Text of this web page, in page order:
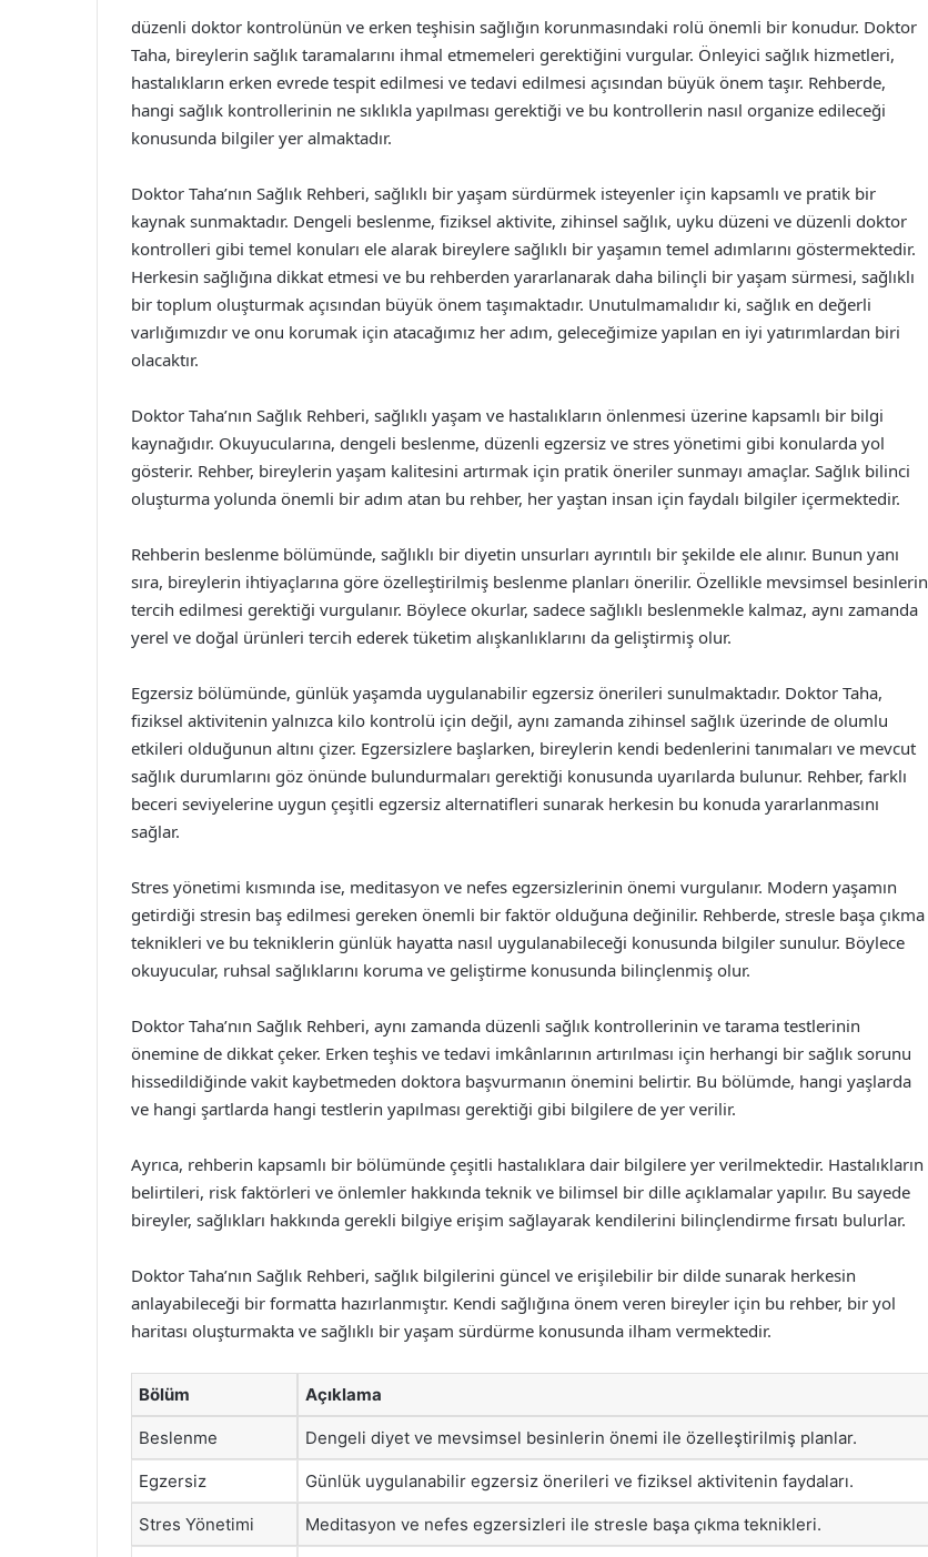
düzenli doktor kontrolünün ve erken teşhisin sağlığın korunmasındaki rolü önemli bir konudur. Doktor
Taha, bireylerin sağlık taramalarını ihmal etmemeleri gerektiğini vurgular. Önleyici sağlık hizmetleri,
hastalıkların erken evrede tespit edilmesi ve tedavi edilmesi açısından büyük önem taşır. Rehberde,
hangi sağlık kontrollerinin ne sıklıkla yapılması gerektiği ve bu kontrollerin nasıl organize edileceği
konusunda bilgiler yer almaktadır.
Doktor Taha’nın Sağlık Rehberi, sağlıklı bir yaşam sürdürmek isteyenler için kapsamlı ve pratik bir
kaynak sunmaktadır. Dengeli beslenme, fiziksel aktivite, zihinsel sağlık, uyku düzeni ve düzenli doktor
kontrolleri gibi temel konuları ele alarak bireylere sağlıklı bir yaşamın temel adımlarını göstermektedir.
Herkesin sağlığına dikkat etmesi ve bu rehberden yararlanarak daha bilinçli bir yaşam sürmesi, sağlıklı
bir toplum oluşturmak açısından büyük önem taşımaktadır. Unutulmamalıdır ki, sağlık en değerli
varlığımızdır ve onu korumak için atacağımız her adım, geleceğimize yapılan en iyi yatırımlardan biri
olacaktır.
Doktor Taha’nın Sağlık Rehberi, sağlıklı yaşam ve hastalıkların önlenmesi üzerine kapsamlı bir bilgi
kaynağıdır. Okuyucularına, dengeli beslenme, düzenli egzersiz ve stres yönetimi gibi konularda yol
gösterir. Rehber, bireylerin yaşam kalitesini artırmak için pratik öneriler sunmayı amaçlar. Sağlık bilinci
oluşturma yolunda önemli bir adım atan bu rehber, her yaştan insan için faydalı bilgiler içermektedir.
Rehberin beslenme bölümünde, sağlıklı bir diyetin unsurları ayrıntılı bir şekilde ele alınır. Bunun yanı
sıra, bireylerin ihtiyaçlarına göre özelleştirilmiş beslenme planları önerilir. Özellikle mevsimsel besinlerin
tercih edilmesi gerektiği vurgulanır. Böylece okurlar, sadece sağlıklı beslenmekle kalmaz, aynı zamanda
yerel ve doğal ürünleri tercih ederek tüketim alışkanlıklarını da geliştirmiş olur.
Egzersiz bölümünde, günlük yaşamda uygulanabilir egzersiz önerileri sunulmaktadır. Doktor Taha,
fiziksel aktivitenin yalnızca kilo kontrolü için değil, aynı zamanda zihinsel sağlık üzerinde de olumlu
etkileri olduğunun altını çizer. Egzersizlere başlarken, bireylerin kendi bedenlerini tanımaları ve mevcut
sağlık durumlarını göz önünde bulundurmaları gerektiği konusunda uyarılarda bulunur. Rehber, farklı
beceri seviyelerine uygun çeşitli egzersiz alternatifleri sunarak herkesin bu konuda yararlanmasını
sağlar.
Stres yönetimi kısmında ise, meditasyon ve nefes egzersizlerinin önemi vurgulanır. Modern yaşamın
getirdiği stresin baş edilmesi gereken önemli bir faktör olduğuna değinilir. Rehberde, stresle başa çıkma
teknikleri ve bu tekniklerin günlük hayatta nasıl uygulanabileceği konusunda bilgiler sunulur. Böylece
okuyucular, ruhsal sağlıklarını koruma ve geliştirme konusunda bilinçlenmiş olur.
Doktor Taha’nın Sağlık Rehberi, aynı zamanda düzenli sağlık kontrollerinin ve tarama testlerinin
önemine de dikkat çeker. Erken teşhis ve tedavi imkânlarının artırılması için herhangi bir sağlık sorunu
hissedildiğinde vakit kaybetmeden doktora başvurmanın önemini belirtir. Bu bölümde, hangi yaşlarda
ve hangi şartlarda hangi testlerin yapılması gerektiği gibi bilgilere de yer verilir.
Ayrıca, rehberin kapsamlı bir bölümünde çeşitli hastalıklara dair bilgilere yer verilmektedir. Hastalıkların
belirtileri, risk faktörleri ve önlemler hakkında teknik ve bilimsel bir dille açıklamalar yapılır. Bu sayede
bireyler, sağlıkları hakkında gerekli bilgiye erişim sağlayarak kendilerini bilinçlendirme fırsatı bulurlar.
Doktor Taha’nın Sağlık Rehberi, sağlık bilgilerini güncel ve erişilebilir bir dilde sunarak herkesin
anlayabileceği bir formatta hazırlanmıştır. Kendi sağlığına önem veren bireyler için bu rehber, bir yol
haritası oluşturmakta ve sağlıklı bir yaşam sürdürme konusunda ilham vermektedir.
Bölüm Açıklama
Beslenme Dengeli diyet ve mevsimsel besinlerin önemi ile özelleştirilmiş planlar.
Egzersiz Günlük uygulanabilir egzersiz önerileri ve fiziksel aktivitenin faydaları.
Stres Yönetimi Meditasyon ve nefes egzersizleri ile stresle başa çıkma teknikleri.